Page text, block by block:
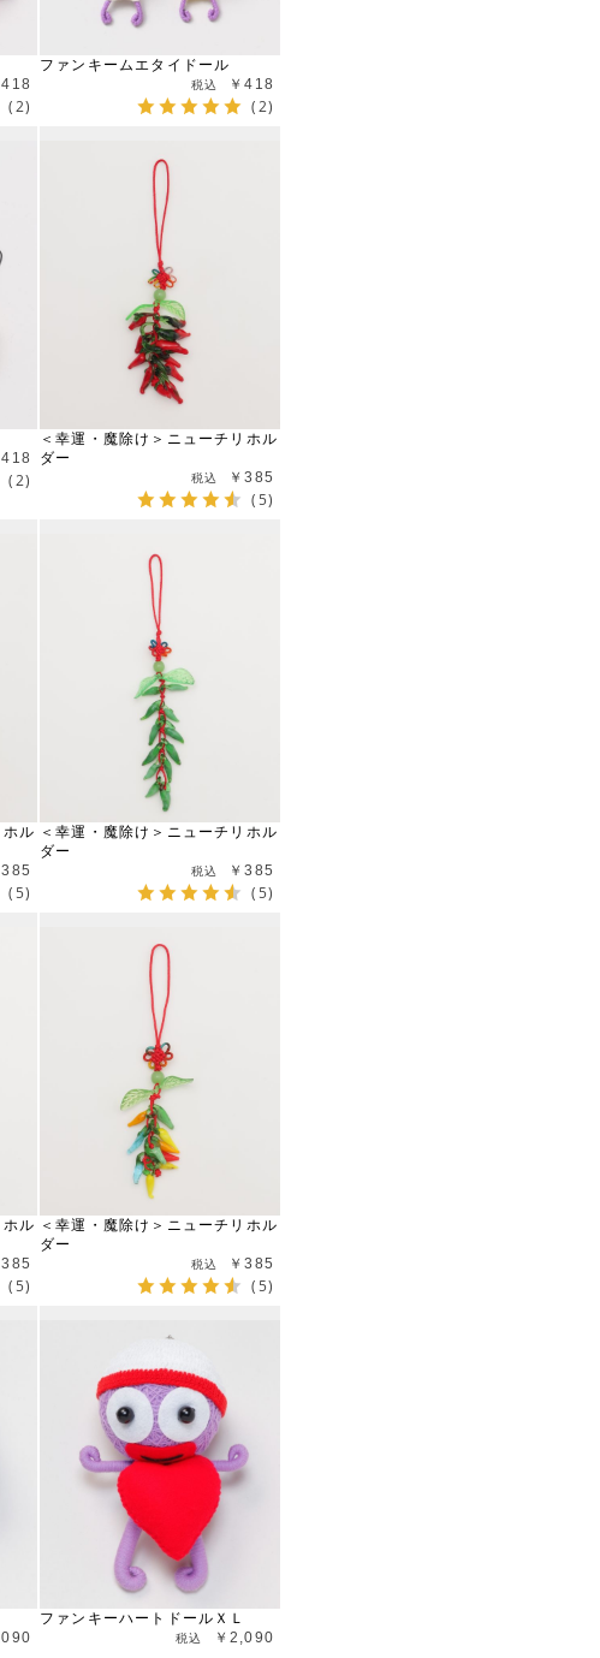
418
(2)
ファンキームエタイドール
￥418
(2)
418
(2)
＜幸運・魔除け＞ニューチリホル
ダー
￥385
(5)
ル
385
(5)
＜幸運・魔除け＞ニューチリホル
ダー
￥385
(5)
ル
385
(5)
＜幸運・魔除け＞ニューチリホル
ダー
￥385
(5)
ファンキーハートドールＸＬ
￥2,090